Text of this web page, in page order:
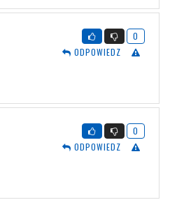
0
ODPOWIEDZ
0
ODPOWIEDZ